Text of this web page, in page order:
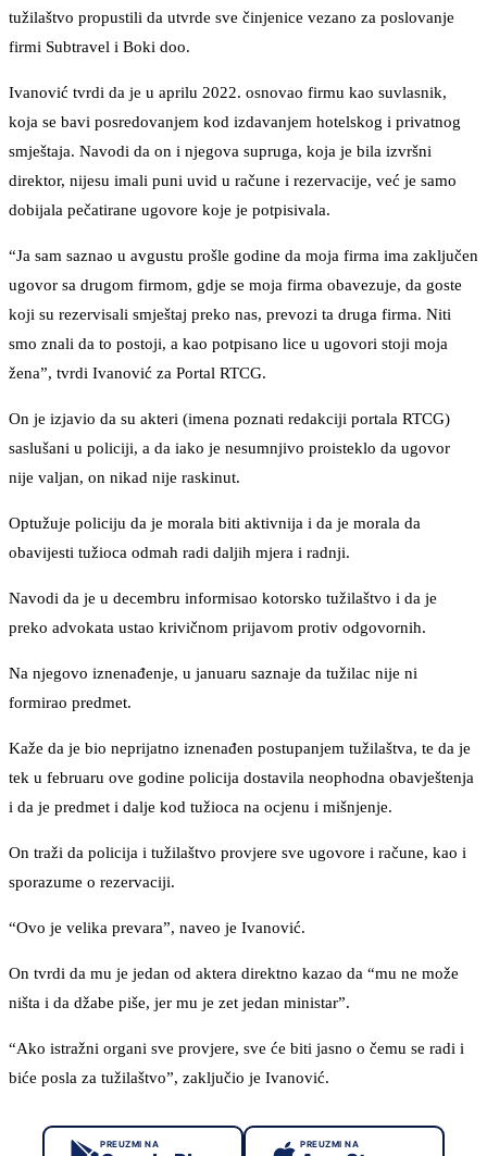
tužilaštvo propustili da utvrde sve činjenice vezano za poslovanje
firmi Subtravel i Boki doo.
Ivanović tvrdi da je u aprilu 2022. osnovao firmu kao suvlasnik,
koja se bavi posredovanjem kod izdavanjem hotelskog i privatnog
smještaja. Navodi da on i njegova supruga, koja je bila izvršni
direktor, nijesu imali puni uvid u račune i rezervacije, već je samo
dobijala pečatirane ugovore koje je potpisivala.
“Ja sam saznao u avgustu prošle godine da moja firma ima zaključen
ugovor sa drugom firmom, gdje se moja firma obavezuje, da goste
koji su rezervisali smještaj preko nas, prevozi ta druga firma. Niti
smo znali da to postoji, a kao potpisano lice u ugovori stoji moja
žena”, tvrdi Ivanović za Portal RTCG.
On je izjavio da su akteri (imena poznati redakciji portala RTCG)
saslušani u policiji, a da iako je nesumnjivo proisteklo da ugovor
nije valjan, on nikad nije raskinut.
Optužuje policiju da je morala biti aktivnija i da je morala da
obavijesti tužioca odmah radi daljih mjera i radnji.
Navodi da je u decembru informisao kotorsko tužilaštvo i da je
preko advokata ustao krivičnom prijavom protiv odgovornih.
Na njegovo iznenađenje, u januaru saznaje da tužilac nije ni
formirao predmet.
Kaže da je bio neprijatno iznenađen postupanjem tužilaštva, te da je
tek u februaru ove godine policija dostavila neophodna obavještenja
i da je predmet i dalje kod tužioca na ocjenu i mišnjenje.
On traži da policija i tužilaštvo provjere sve ugovore i račune, kao i
sporazume o rezervaciji.
“Ovo je velika prevara”, naveo je Ivanović.
On tvrdi da mu je jedan od aktera direktno kazao da “mu ne može
ništa i da džabe piše, jer mu je zet jedan ministar”.
“Ako istražni organi sve provjere, sve će biti jasno o čemu se radi i
biće posla za tužilaštvo”, zaključio je Ivanović.
PREUZMI NA PREUZMI NA